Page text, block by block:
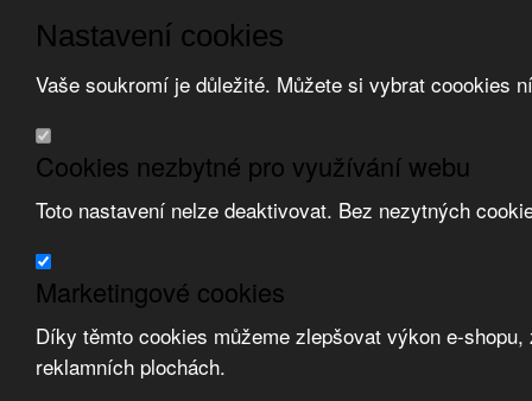
Nastavení cookies
Vaše soukromí je důležité. Můžete si vybrat coookies
Cookies nezbytné pro využívání webu
Toto nastavení nelze deaktivovat. Bez nezytných
Marketingové cookies
Díky těmto cookies můžeme zlepšovat výkon e-
reklamních plochách.
Přeskočit na hlavní obsah Přeskočit na doplňující obsah
Obchodní podmínky
Registrace
Zvolte měnu: